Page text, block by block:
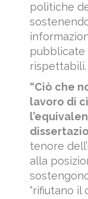
politiche
pubblicate
rispettabili.
“Ciò che
lavoro di
tenore
alla
“rifiutano